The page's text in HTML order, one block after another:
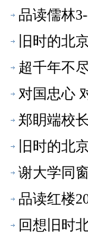
品读儒林
旧时的北
超千年不
对国忠心
郑眀端校
旧时的北
谢大学同
品读红楼
回想旧时